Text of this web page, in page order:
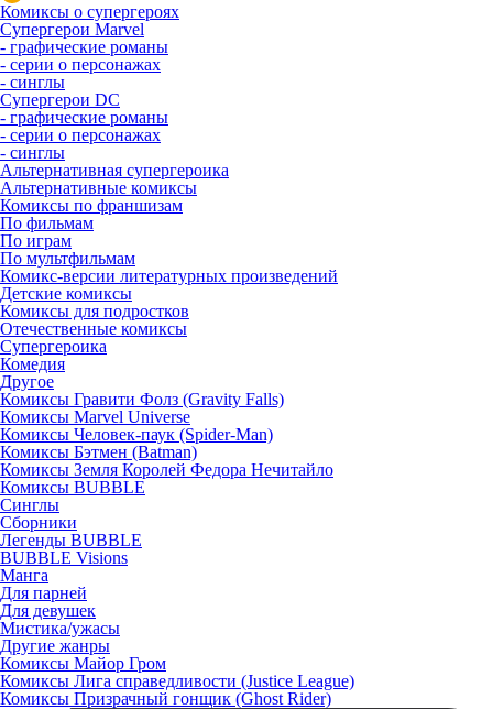
Комиксы о супергероях
Супергерои Marvel
- графические романы
- серии о персонажах
- синглы
Супергерои DC
- графические романы
- серии о персонажах
- синглы
Альтернативная супергероика
Альтернативные комиксы
Комиксы по франшизам
По фильмам
По играм
По мультфильмам
Комикс-версии литературных произведений
Детские комиксы
Комиксы для подростков
Отечественные комиксы
Супергероика
Комедия
Другое
Комиксы Гравити Фолз (Gravity Falls)
Комиксы Marvel Universe
Комиксы Человек-паук (Spider-Man)
Комиксы Бэтмен (Batman)
Комиксы Земля Королей Федора Нечитайло
Комиксы BUBBLE
Синглы
Сборники
Легенды BUBBLE
BUBBLE Visions
Манга
Для парней
Для девушек
Мистика/ужасы
Другие жанры
Комиксы Майор Гром
Комиксы Лига справедливости (Justice League)
Комиксы Призрачный гонщик (Ghost Rider)